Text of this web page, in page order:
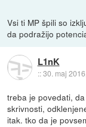
Vsi ti MP špili so
da podražijo
L1nK
::30. maj
treba je povedati,
skrivnosti,
itak. tko da je